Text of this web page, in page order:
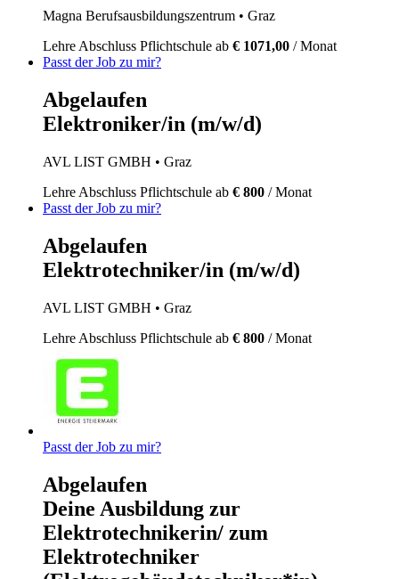
Magna Berufsausbildungszentrum • Graz
LehreAbschluss Pflichtschule ab € 1071,00 / Monat
Passt der Job zu mir?
Abgelaufen
Elektroniker/in (m/w/d)
AVL LIST GMBH • Graz
Lehre Abschluss Pflichtschule ab € 800 / Monat
Passt der Job zu mir?
Abgelaufen
Elektrotechniker/in (m/w/d)
AVL LIST GMBH • Graz
Lehre Abschluss Pflichtschule ab € 800 / Monat
Passt der Job zu mir?
Abgelaufen
Deine Ausbildung zur
Elektrotechnikerin/ zum
Elektrotechniker